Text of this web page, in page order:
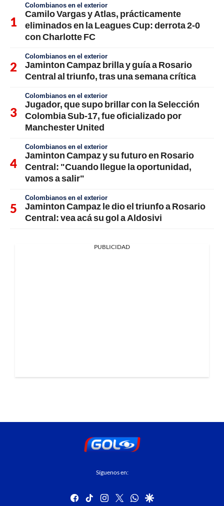
Colombianos en el exterior
Camilo Vargas y Atlas, prácticamente
eliminados en la Leagues Cup: derrota 2-0
con Charlotte FC
Colombianos en el exterior
Jaminton Campaz brilla y guía a Rosario
Central al triunfo, tras una semana crítica
Colombianos en el exterior
Jugador, que supo brillar con la Selección
Colombia Sub-17, fue oficializado por
Manchester United
Colombianos en el exterior
Jaminton Campaz y su futuro en Rosario
Central: "Cuando llegue la oportunidad,
vamos a salir"
Colombianos en el exterior
Jaminton Campaz le dio el triunfo a Rosario
Central: vea acá su gol a Aldosivi
PUBLICIDAD
Síguenos en:
facebook
tiktok instagram
twitterwhatsapp
google